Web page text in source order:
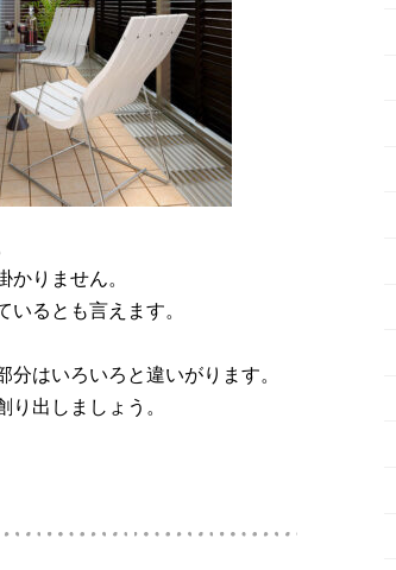
りません。
るとも言えます。
はいろいろと違いがります。
出しましょう。